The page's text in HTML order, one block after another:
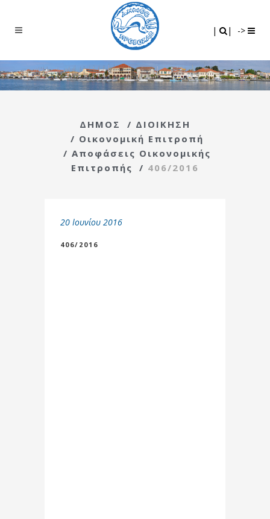
| | ->
ΔΗΜΟΣ / ΔΙΟΙΚΗΣΗ
/ Οικονομική Επιτροπή
/ Αποφάσεις Οικονομικής
Επιτροπής
/ 406/2016
20 Ιουνίου 2016
406/2016